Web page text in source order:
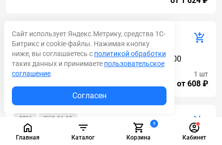
Главная Каталог
0
Корзина Кабинет
SA16508
OEM
Фильтр воздушный SA16508 H931202090400
от 608 ₽
1 шт
EKO-01.85
OEM
Воздушный фильтр EKO-01.85/1Ekofil
Сайт использует Яндекс.Метрику, средства 1С-
Битрикс и cookie-файлы. Нажимая кнопку
ниже, вы соглашаетесь с политикой обработки
таких данных и принимаете пользовательское
соглашение.
Согласен